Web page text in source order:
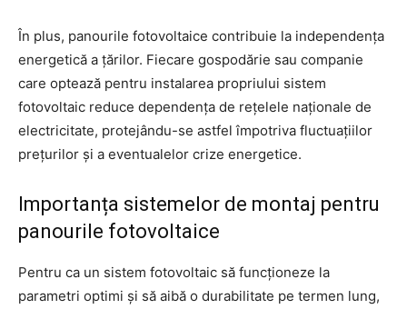
În plus, panourile fotovoltaice contribuie la independența
energetică a țărilor. Fiecare gospodărie sau companie
care optează pentru instalarea propriului sistem
fotovoltaic reduce dependența de rețelele naționale de
electricitate, protejându-se astfel împotriva fluctuațiilor
prețurilor și a eventualelor crize energetice.
Importanța sistemelor de montaj pentru
panourile fotovoltaice
Pentru ca un sistem fotovoltaic să funcționeze la
parametri optimi și să aibă o durabilitate pe termen lung,